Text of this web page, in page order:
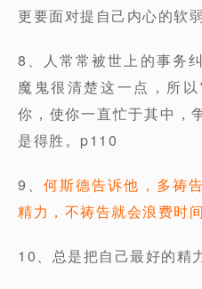
更要面对提自己内心的软
8、人常常被世上的事务
魔鬼很清楚这一点，所
你，使你一直忙于其中，
是得胜。p110
9、何斯德告诉他，多祷
精力，不祷告就会浪费时间
10、总是把自己最好的精